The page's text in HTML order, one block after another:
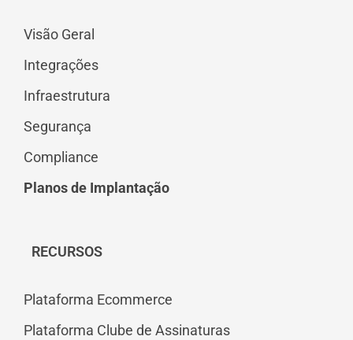
Visão Geral
Integrações
Infraestrutura
Segurança
Compliance
Planos de Implantação
RECURSOS
Plataforma Ecommerce
Plataforma Clube de Assinaturas